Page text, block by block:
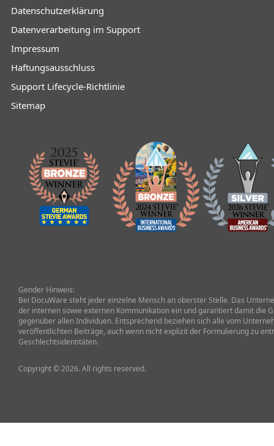
Datenschutzerklärung
Datenverarbeitung im Support
Impressum
Haftungsausschluss
Support Lifecycle-Richtlinie
Sitemap
Gender Hinweis:
Bei DocuWare steht jeder einzelne Mensch an oberster Stelle. Das
der internen sowie externen Kommunikation ein und garantiert damit die
gegenüber allen Individuen. Entsprechend beziehen sich alle vom
veröffentlichten Beiträge, auch wenn nicht explizit der Formulierung zu
Geschlechtsidentitäten.
Copyright © 2026. All rights reserved.